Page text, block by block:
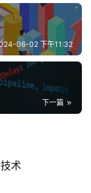
06-02 下午11:32
下一篇
术